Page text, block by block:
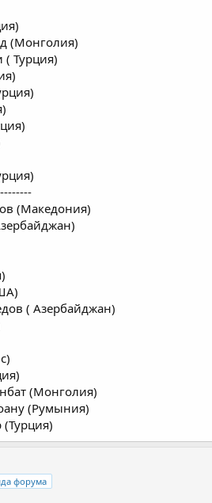
(Монголия)
Турция)
(Македония)
( Азербайджан)
(Монголия)
(Румыния)
форума